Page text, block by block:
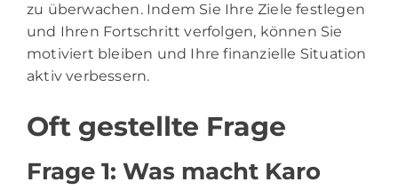
zu überwachen. Indem Sie Ihre Ziele festlegen
und Ihren Fortschritt verfolgen, können Sie
motiviert bleiben und Ihre finanzielle Situation
aktiv verbessern.
Oft gestellte Frage
Frage 1: Was macht Karo